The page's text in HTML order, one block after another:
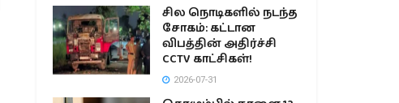
சில நொடிகளில் நடந்த
சோகம்: கட்டான
விபத்தின் அதிர்ச்சி
CCTV காட்சிகள்!
2026-07-31